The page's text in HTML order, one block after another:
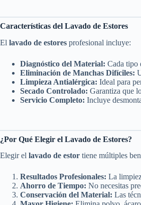
Características del Lavado de Estores
El lavado de estores profesional incluye:
Diagnóstico del Material: Cada tipo
Eliminación de Manchas Difíciles:
Limpieza Antialérgica: Ideal para
Secado Controlado: Garantiza que
Servicio Completo: Incluye
¿Por Qué Elegir el Lavado de Estores?
Elegir el lavado de estor tiene múltiples
Resultados Profesionales: La
Ahorro de Tiempo: No necesitas
Conservación del Material: Las